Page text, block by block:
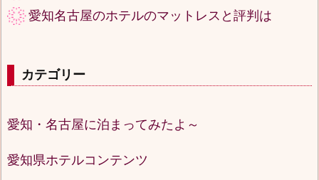
愛知名古屋のホテルのマットレスと評判は
カテゴリー
愛知・名古屋に泊まってみたよ～
愛知県ホテルコンテンツ